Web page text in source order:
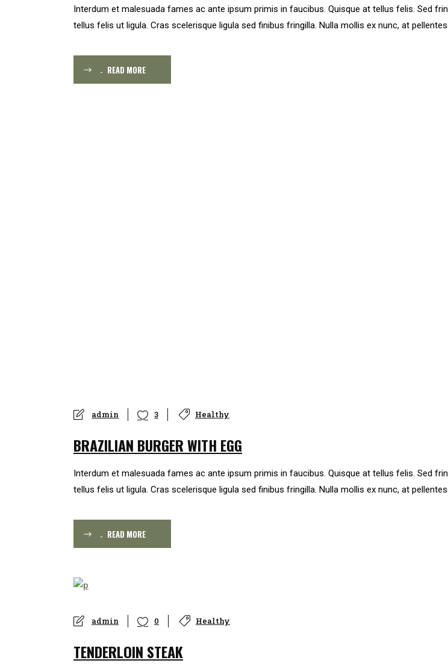
Interdum et malesuada fames ac ante ipsum primis in faucibus. Quisque at tellus felis. Sed
tellus felis ut ligula. Cras scelerisque ligula sed finibus fringilla. Nulla mollis ex nunc, at
READ MORE
admin 3 Healthy
BRAZILIAN BURGER WITH EGG
Interdum et malesuada fames ac ante ipsum primis in faucibus. Quisque at tellus felis. Sed
tellus felis ut ligula. Cras scelerisque ligula sed finibus fringilla. Nulla mollis ex nunc, at
READ MORE
admin 0 Healthy
TENDERLOIN STEAK